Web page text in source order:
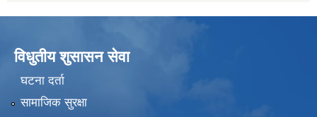
विधुतीय शुसासन सेवा
घटना दर्ता
सामाजिक सुरक्षा